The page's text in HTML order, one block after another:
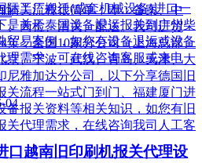
清关流程很简单，即：备案、中
、商检、清关、配送。我司进贸
年，全国10家分公司（上海总部、
京、宁波、武汉、青岛、天津、大
尼雅加达分公司，以下分享德国旧
关流程一站式门到门、福建厦门进
备报关资料等相关知识，如您有旧
关代理需求，在线咨询我司人工客
际工厂搬迁(成套机械设备)进口一
是关于泰国设备退运报关到广州柴
贸易案例，如您有设备退运或设备
理需求，可在线咨询客服或来电
04
口越南旧印刷机报关代理设